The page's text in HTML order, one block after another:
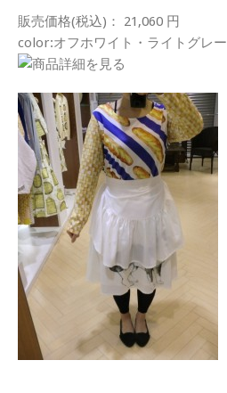
販売価格(税込)： 21,060 円
color:オフホワイト・ライトグレー